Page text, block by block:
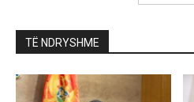
TË NDRYSHME